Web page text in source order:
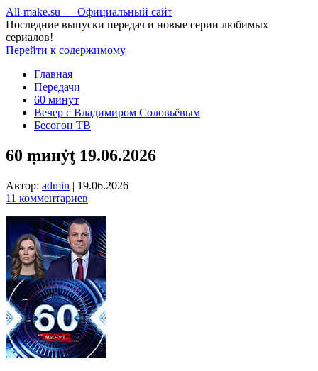
All-make.su — Официальный сайт
Последние выпуски передач и новые серии любимых
сериалов!
Перейти к содержимому
Главная
Передачи
60 минут
Вечер с Владимиром Соловьёвым
Бесогон ТВ
60 ṃинẏƫ 19.06.2026
Автор: admin | 19.06.2026
11 комментариев